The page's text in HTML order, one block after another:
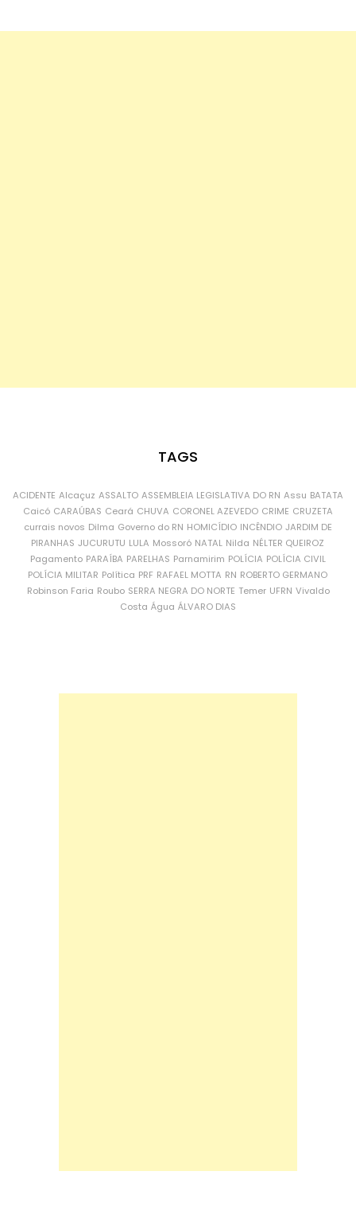
TAGS
ACIDENTE Alcaçuz ASSALTO ASSEMBLEIA LEGISLATIVA DO RN Assu BATATA
Caicó CARAÚBAS Ceará CHUVA CORONEL AZEVEDO CRIME CRUZETA
currais novos Dilma Governo do RN HOMICÍDIO INCÊNDIO JARDIM DE
PIRANHAS JUCURUTU LULA Mossoró NATAL Nilda NÉLTER QUEIROZ
Pagamento PARAÍBA PARELHAS Parnamirim POLÍCIA POLÍCIA CIVIL
POLÍCIA MILITAR Política PRF RAFAEL MOTTA RN ROBERTO GERMANO
Robinson Faria Roubo SERRA NEGRA DO NORTE Temer UFRN Vivaldo
Costa Água ÁLVARO DIAS